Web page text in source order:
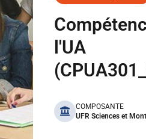
l'UA
benefits
COMPOSANTE
UFR Sciences et